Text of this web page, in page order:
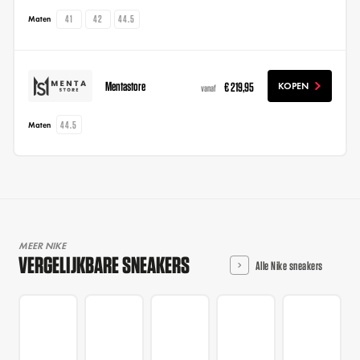
Maten 41 42 44.5
Mentastore vanaf € 219,95 KOPEN
Maten 44.5
MEER NIKE
VERGELIJKBARE SNEAKERS Alle Nike sneakers